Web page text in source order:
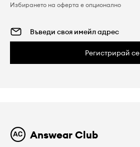
Избирането на оферта е опционално
Регистрирай се
Answear Club